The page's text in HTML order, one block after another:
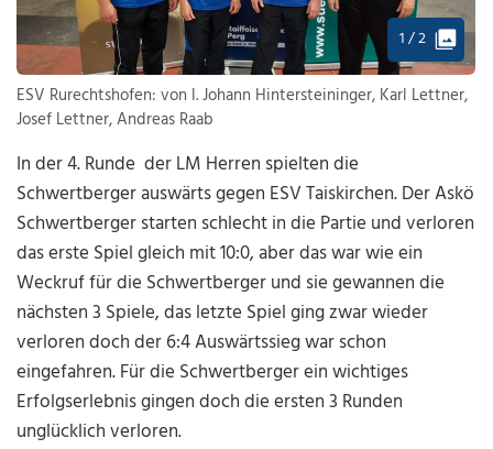
1 / 2
ESV Rurechtshofen: von l. Johann Hintersteininger, Karl Lettner,
Josef Lettner, Andreas Raab
In der 4. Runde der LM Herren spielten die
Schwertberger auswärts gegen ESV Taiskirchen. Der Askö
Schwertberger starten schlecht in die Partie und verloren
das erste Spiel gleich mit 10:0, aber das war wie ein
Weckruf für die Schwertberger und sie gewannen die
nächsten 3 Spiele, das letzte Spiel ging zwar wieder
verloren doch der 6:4 Auswärtssieg war schon
eingefahren. Für die Schwertberger ein wichtiges
Erfolgserlebnis gingen doch die ersten 3 Runden
unglücklich verloren.